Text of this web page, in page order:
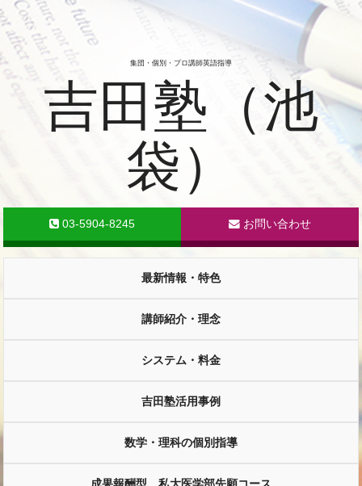
集団・個別・プロ講師英語指導
吉田塾（池
袋）
03-5904-8245 お問い合わせ
最新情報・特色
講師紹介・理念
システム・料金
吉田塾活用事例
数学・理科の個別指導